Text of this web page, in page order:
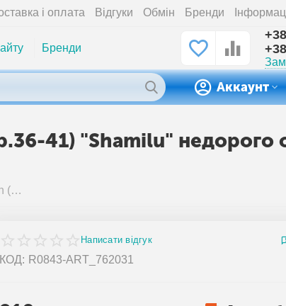
і оплата Відгуки Обмін Бренди
Бренди
Аккаунт
41) "Shamilu" недорого
Босоніжки жіночі літні Літо A936 gun (8 пар р.36-41) "Shamilu" недорого оптом від прямого постачальника
Написати відгук
КОД: R0843-ART_762031